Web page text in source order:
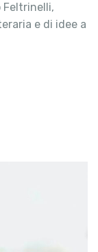
Feltrinelli,
e di idee a